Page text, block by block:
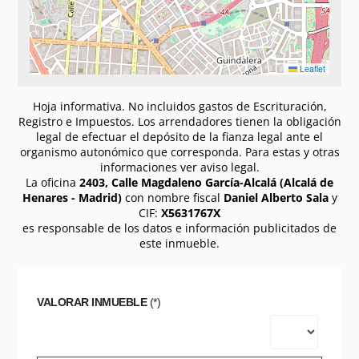
Leaflet
Hoja informativa. No incluidos gastos de Escrituración,
Registro e Impuestos. Los arrendadores tienen la obligación
legal de efectuar el depósito de la fianza legal ante el
organismo autonómico que corresponda. Para estas y otras
informaciones ver aviso legal.
La oficina 2403, Calle Magdaleno García-Alcalá (Alcalá de
Henares - Madrid)con nombre fiscal Daniel Alberto Salay
CIF: X5631767X
es responsable de los datos e información publicitados de
este inmueble.
VALORAR INMUEBLE(*)